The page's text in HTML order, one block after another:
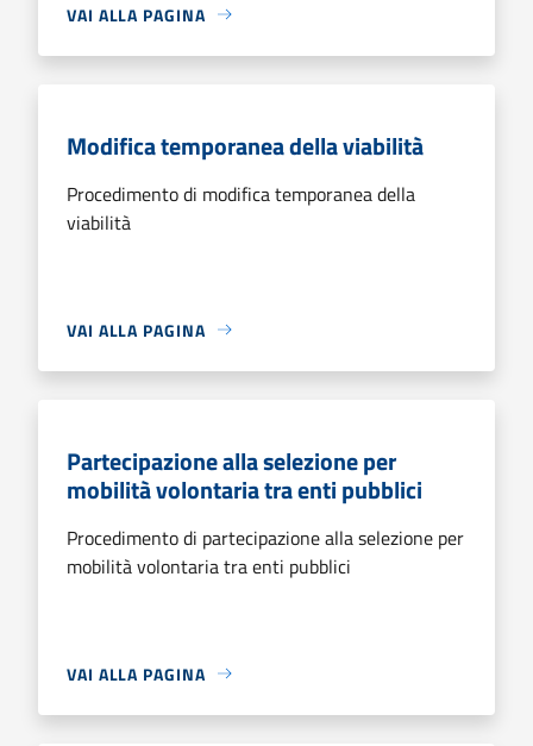
VAI ALLA PAGINA
Modifica temporanea della viabilità
Procedimento di modifica temporanea della
viabilità
VAI ALLA PAGINA
Partecipazione alla selezione per
mobilità volontaria tra enti pubblici
Procedimento di partecipazione alla selezione per
mobilità volontaria tra enti pubblici
VAI ALLA PAGINA